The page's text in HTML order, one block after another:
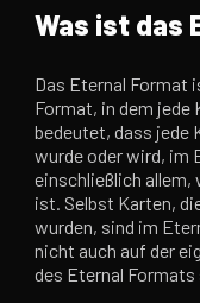
Was ist das
Das Eternal Format
Format, in dem jede
bedeutet, dass jede
wurde oder wird, im
einschließlich allem,
ist. Selbst Karten,
wurden, sind im
nicht auch auf der
des Eternal Formats